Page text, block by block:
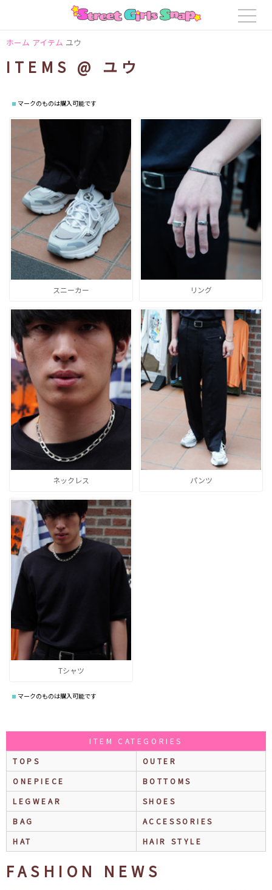
ホーム アイテム ユウ
ITEMS @ ユウ
マークのものは購入可能です
スニーカー リング
ネックレス パンツ
Tシャツ
マークのものは購入可能です
ITEM CATEGORIES
TOPS
OUTER
ONEPIECE
BOTTOMS
LEGWEAR
SHOES
BAG
ACCESSORIES
HAT
HAIR STYLE
FASHION NEWS